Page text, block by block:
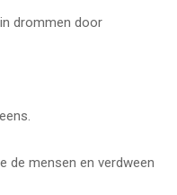
drommen door
de mensen en verdween